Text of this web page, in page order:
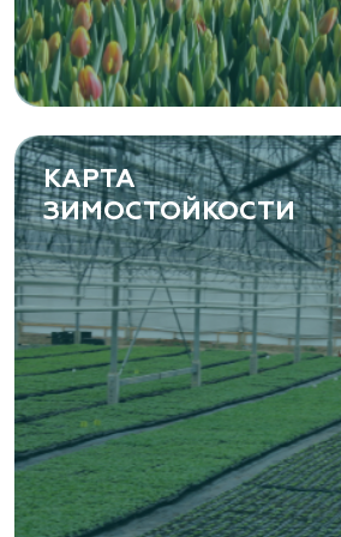
Самарская область, с.
Фермерская 14 А
(8482) 650 010
www.yoly-paly.ru
«ВЕНЕВ» питомник
Тульская область, Венёвский
Борщевое, улица Лесная, д. 13
8 963 224 87 99
https://www.venev1.ru/
«ВЕНЕВ» питомник
Тульская область, Венёвский
КАРТА
ЗИМОСТОЙКОСТИ